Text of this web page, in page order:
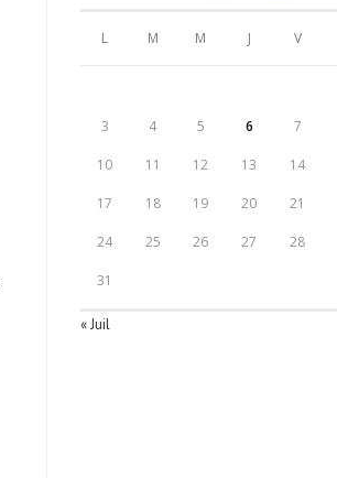
L M M J V
3 4 5 6 7
10 11 12 13 14
17 18 19 20 21
24 25 26 27 28
31
« Juil